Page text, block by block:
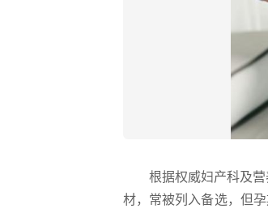
根据权威妇产科及
材，常被列入备选，但